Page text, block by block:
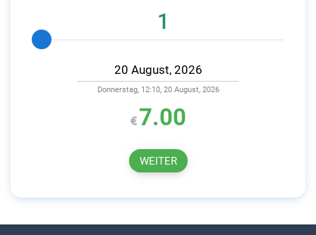
7.00
Donnerstag, 12:10, 20 August, 2026
WEITER